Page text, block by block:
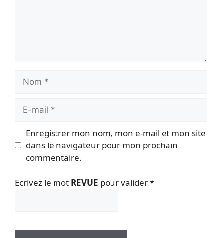
mail
Enregistrer mon nom, mon e-mail et mon site
dans le navigateur pour mon prochain
commentaire.
Ecrivez le mot REVUE pour valider*